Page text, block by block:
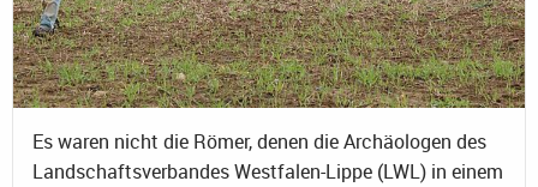
Es waren nicht die Römer, denen die Archäologen des
Landschaftsverbandes Westfalen-Lippe (LWL) in einem